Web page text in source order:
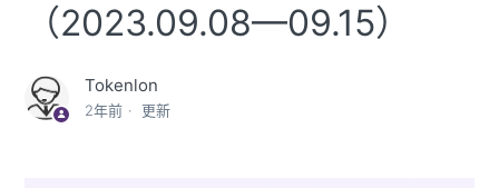
（2023.09.08—09.15）
Tokenlon
2年前 更新